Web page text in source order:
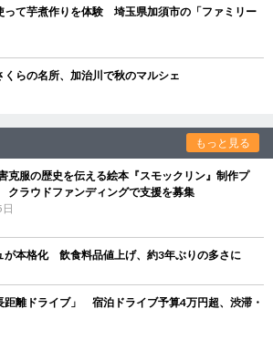
って芋煮作りを体験 埼玉県加須市の「ファミリー
らの名所、加治川で秋のマルシェ
もっと見る
克服の歴史を伝える絵本『スモックリン』制作プ
クラウドファンディングで支援を募集
が本格化 飲食料品値上げ、約3年ぶりの多さに
距離ドライブ」 宿泊ドライブ予算4万円超、渋滞・